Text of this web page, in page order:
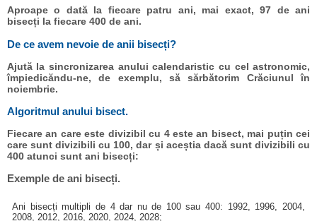
Aproape o dată la fiecare patru ani, mai exact, 97 de ani
bisecți la fiecare 400 de ani.
De ce avem nevoie de anii bisecți?
Ajută la sincronizarea anului calendaristic cu cel astronomic,
împiedicăndu-ne, de exemplu, să sărbătorim Crăciunul în
noiembrie.
Algoritmul anului bisect.
Fiecare an care este divizibil cu 4 este an bisect, mai puțin cei
care sunt divizibili cu 100, dar și aceștia dacă sunt divizibili cu
400 atunci sunt ani bisecți:
Exemple de ani bisecți.
Ani bisecți multipli de 4 dar nu de 100 sau 400: 1992, 1996, 2004,
2008, 2012, 2016, 2020, 2024, 2028;